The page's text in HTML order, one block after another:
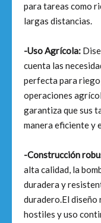
para tareas como
largas distancias.
-Uso Agrícola:
cuenta las
perfecta para
operaciones
garantiza que sus
manera eficiente y
-Construcción
alta calidad, la
duradera y
duradero.El
hostiles y uso